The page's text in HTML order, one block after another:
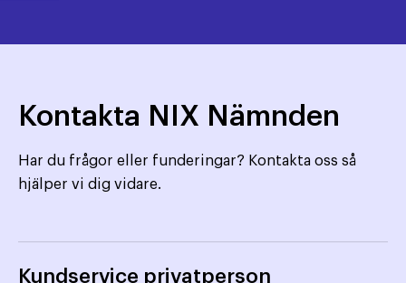
Kontakta NIX Nämnden
Har du frågor eller funderingar? Kontakta oss så
hjälper vi dig vidare.
Kundservice privatperson